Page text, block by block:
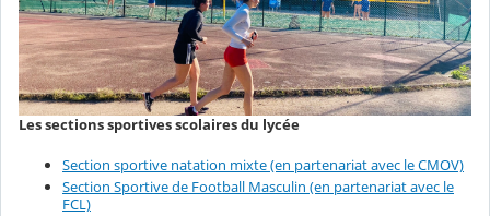
Les sections sportives scolaires du lycée
Section sportive natation mixte (en partenariat avec le CMOV)
Section Sportive de Football Masculin (en partenariat avec le
FCL)